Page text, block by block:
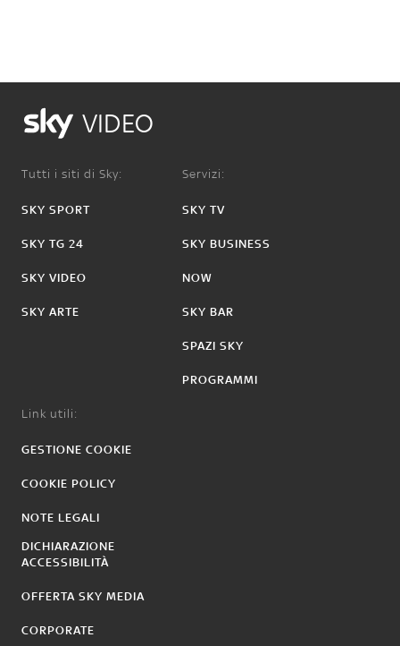
VIDEO
Tutti i siti di Sky:
SKY SPORT
SKY TG 24
SKY VIDEO
SKY ARTE
Servizi:
SKY TV
SKY BUSINESS
NOW
SKY BAR
SPAZI SKY
PROGRAMMI
Link utili:
GESTIONE COOKIE
COOKIE POLICY
NOTE LEGALI
DICHIARAZIONE
ACCESSIBILITÀ
OFFERTA SKY MEDIA
CORPORATE